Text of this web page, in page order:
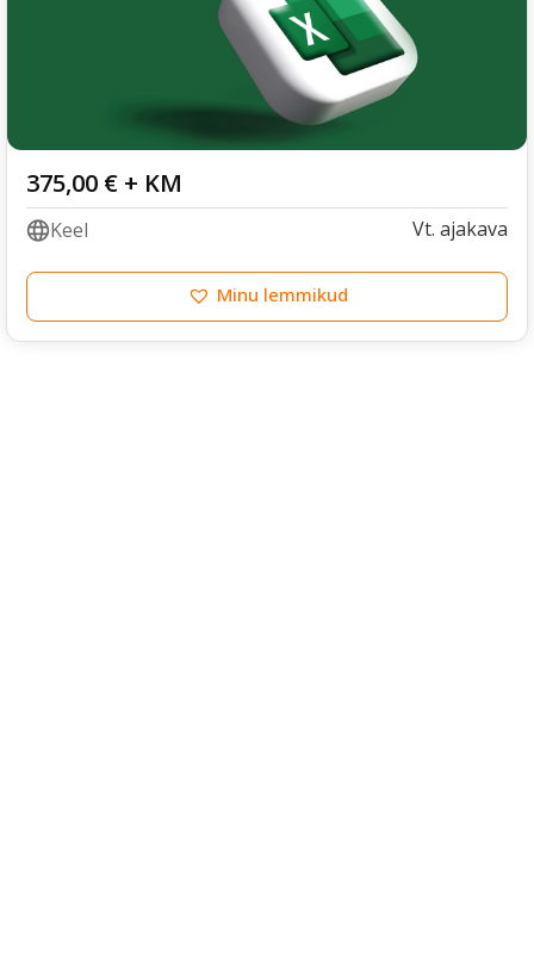
375,00 € + KM
Keel Vt. ajakava
Minu lemmikud